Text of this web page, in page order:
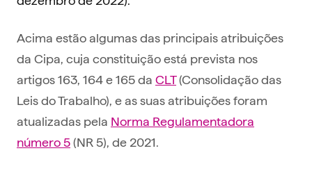
Acima estão algumas das principais atribuições
da Cipa, cuja constituição está prevista nos
artigos 163, 164 e 165 da CLT(Consolidação das
Leis do Trabalho), e as suas atribuições foram
atualizadas pela Norma Regulamentadora
número 5(NR 5), de 2021.